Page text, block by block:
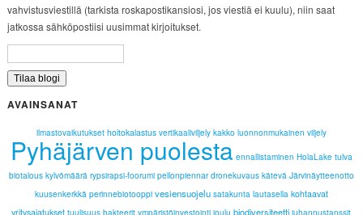
vahvistusviestillä (tarkista roskapostikansiosi, jos viestiä ei kuulu), niin saat
jatkossa sähköpostiisi uusimmat kirjoitukset.
AVAINSANAT
ilmastovaikutukset hoitokalastus vertikaaliviljely kakko luonnonmukainen viljely
Pyhäjärven puolesta ennallistaminen HolaLake tulva
biotalous kylvömäärä rypsirapsi-foorumi pellonpiennar dronekuvaus kätevä Järvinäytteenotto
kuusenkerkkä perinnebiotooppi vesiensuojelu satakunta lautasella kohtaavat
yritysajatukset tuulisuus bakteerit ympäristöinvestointi joulu biodiversiteetti juhannustanssit